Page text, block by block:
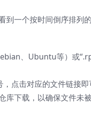
到一个按时间倒序排列
、Ubuntu等）或
点击对应的文件链接即
下载，以确保文件未被